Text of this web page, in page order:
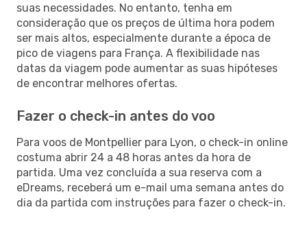
suas necessidades. No entanto, tenha em
consideração que os preços de última hora podem
ser mais altos, especialmente durante a época de
pico de viagens para França. A flexibilidade nas
datas da viagem pode aumentar as suas hipóteses
de encontrar melhores ofertas.
Fazer o check-in antes do voo
Para voos de Montpellier para Lyon, o check-in online
costuma abrir 24 a 48 horas antes da hora de
partida. Uma vez concluída a sua reserva com a
eDreams, receberá um e-mail uma semana antes do
dia da partida com instruções para fazer o check-in.